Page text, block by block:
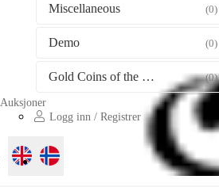
Miscellaneous (0)
Demo (0)
Gold Coins of the World (0)
Auksjoner
Logg inn / Registrer